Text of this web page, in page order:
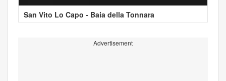
San Vito Lo Capo - Baia della Tonnara
Advertisement